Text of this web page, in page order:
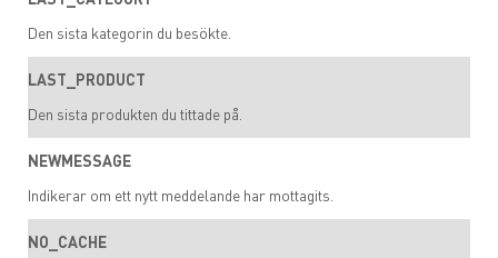
Den sista kategorin du besökte.
LAST_PRODUCT
Den sista produkten du tittade på.
NEWMESSAGE
Indikerar om ett nytt meddelande har mottagits.
NO_CACHE